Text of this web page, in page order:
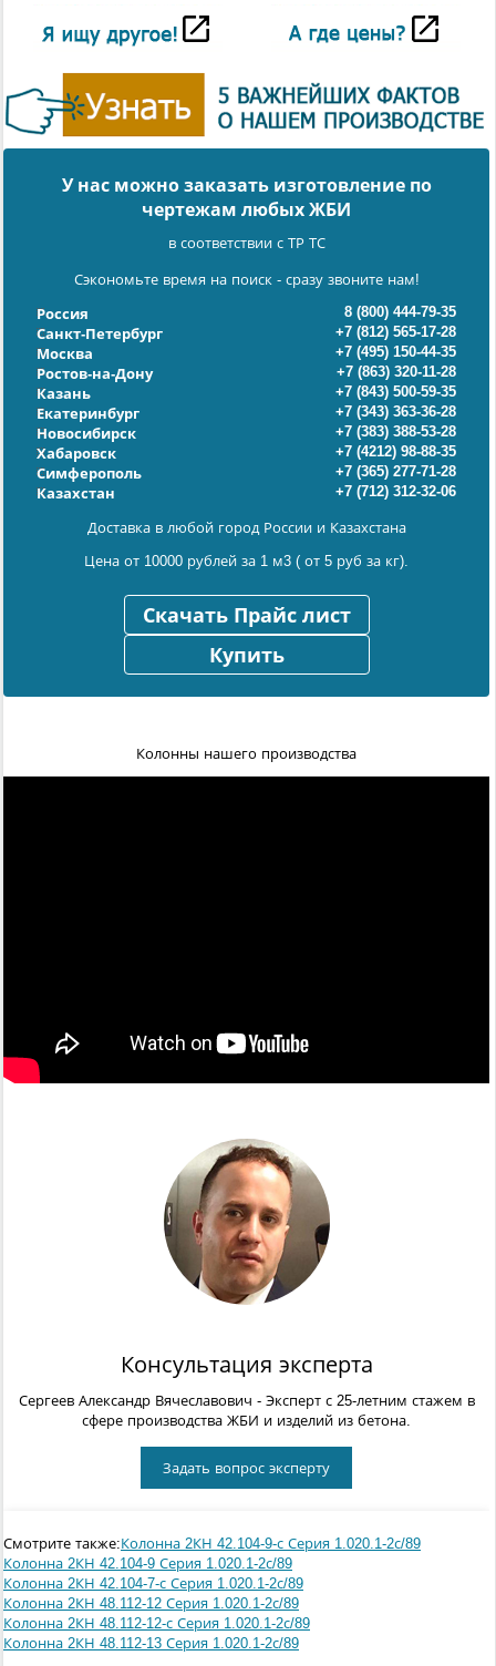
У нас можно заказать изготовление по
чертежам любых ЖБИ
в соответствии с ТР ТС
Сэкономьте время на поиск - сразу звоните нам!
Россия
8 (800) 444-79-35
Санкт-Петербург
+7 (812) 565-17-28
Москва
+7 (495) 150-44-35
Ростов-на-Дону
+7 (863) 320-11-28
Казань
+7 (843) 500-59-35
Екатеринбург
+7 (343) 363-36-28
Новосибирск
+7 (383) 388-53-28
Хабаровск
+7 (4212) 98-88-35
Симферополь
+7 (365) 277-71-28
Казахстан
+7 (712) 312-32-06
Доставка в любой город России и Казахстана
Цена от 10000 рублей за 1 м3 ( от 5 руб за кг).
Скачать Прайс лист
Купить
Колонны нашего производства
Консультация эксперта
Сергеев Александр Вячеславович - Эксперт с 25-летним стажем в
сфере производства ЖБИ и изделий из бетона.
Задать вопрос эксперту
Смотрите также:Колонна 2КН 42.104-9-с Серия 1.020.1-2с/89
Колонна 2КН 42.104-9 Серия 1.020.1-2с/89
Колонна 2КН 42.104-7-с Серия 1.020.1-2с/89
Колонна 2КН 48.112-12 Серия 1.020.1-2с/89
Колонна 2КН 48.112-12-с Серия 1.020.1-2с/89
Колонна 2КН 48.112-13 Серия 1.020.1-2с/89